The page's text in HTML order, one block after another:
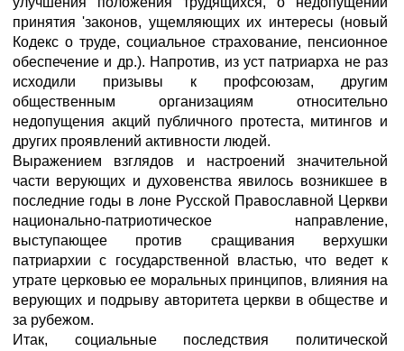
принятия 'законов, ущемляющих их интересы (новый
Кодекс о труде, социальное страхование, пенсионное
обеспечение и др.). Напротив, из уст патриарха не раз
исходили призывы к профсоюзам, другим
общественным организациям относительно
недопущения акций публичного протеста, митингов и
других проявлений активности людей.
Выражением взглядов и настроений значительной
части верующих и духовенства явилось возникшее в
последние годы в лоне Русской Православной Церкви
национально-патриотическое направление,
выступающее против сращивания верхушки
патриархии с государственной властью, что ведет к
утрате церковью ее моральных принципов, влияния на
верующих и подрыву авторитета церкви в обществе и
за рубежом.
Итак, социальные последствия политической